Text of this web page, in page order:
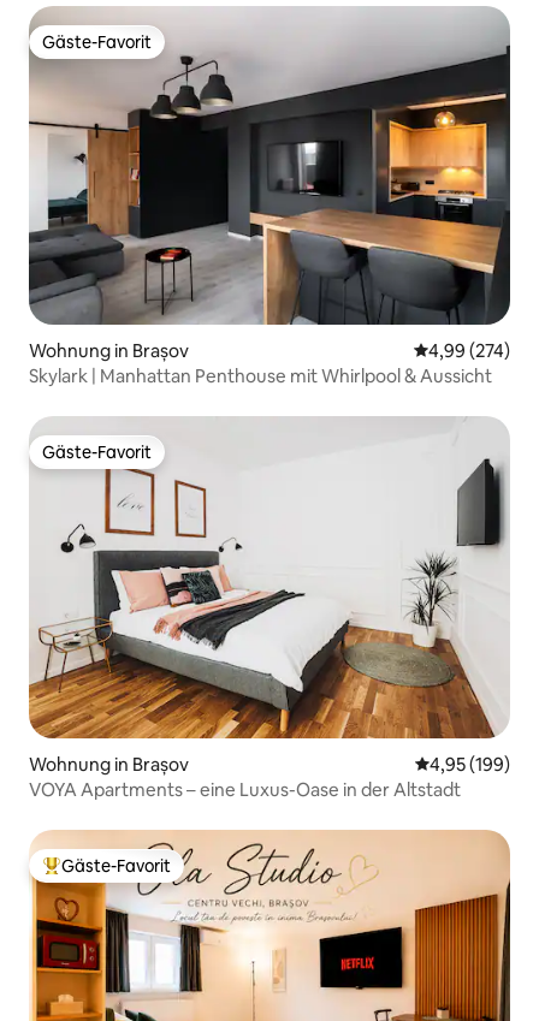
Gäste-Favorit
Gäste-Favorit
Wohnung in Brașov
4,99 (274)
Skylark | Manhattan Penthouse mit Whirlpool & Aussicht
Gäste-Favorit
Gäste-Favorit
Wohnung in Brașov
4,95 (199)
VOYA Apartments – eine Luxus-Oase in der Altstadt
Beliebter Gäste-Favorit.
Gäste-Favorit